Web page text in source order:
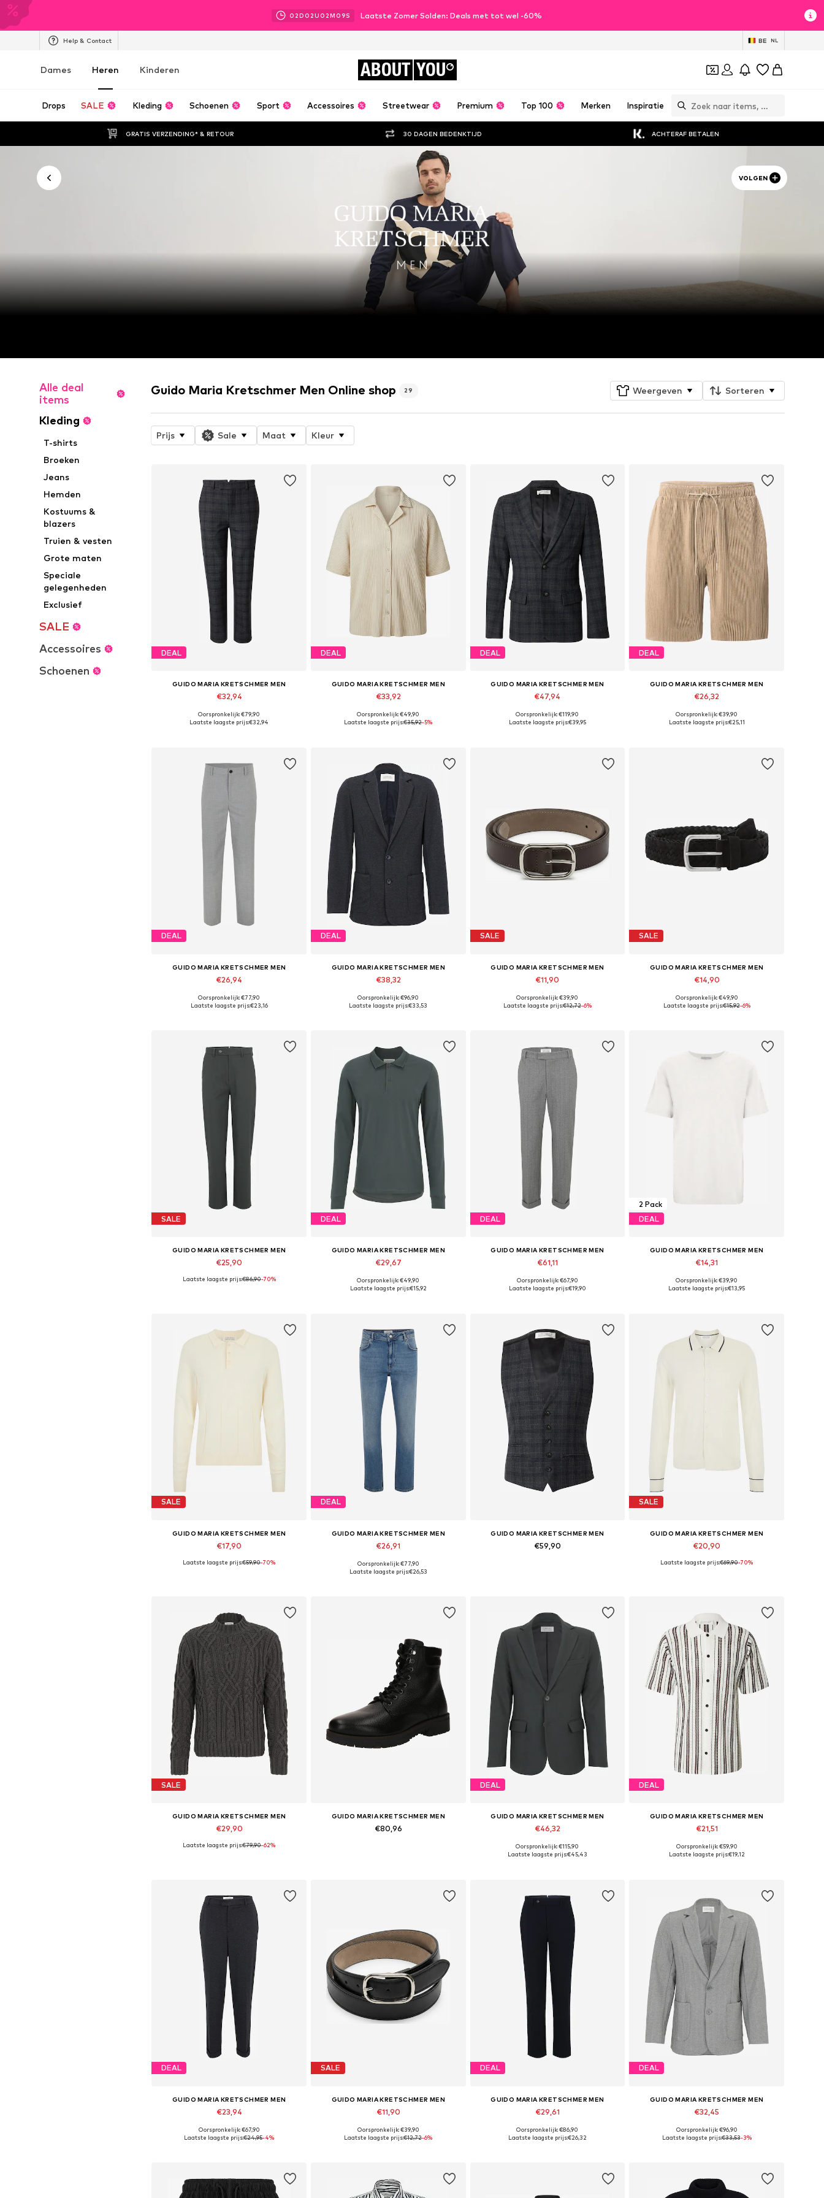
02D 02U 02M 08S Laatste Zomer Solden: Deals met tot wel -60%
Help & Contact BE NL
Dames Heren Kinderen ABOUT YOU
Drops SALE Kleding Schoenen Sport Accessoires Streetwear Premium Top 100 Merken Inspiratie
GRATIS VERZENDING* & RETOUR 30 DAGEN BEDENKTIJD ACHTERAF BETALEN
VOLGEN
Alle deal
items
Kleding
T-shirts
Broeken
Jeans
Hemden
Kostuums &
blazers
Truien & vesten
Grote maten
Speciale
gelegenheden
Exclusief
SALE
Accessoires
Schoenen
Guido Maria Kretschmer Men Online shop 29 Weergeven Sorteren
Prijs Sale Maat Kleur
DEAL
GUIDO MARIA KRETSCHMER MEN
€32,94
Beschikbaar in vele maten
Oorspronkelijk: €79,90
Laatste laagste prijs:€32,94
DEAL
GUIDO MARIA KRETSCHMER MEN
€33,92
Beschikbare maten: S, M, L, XL, XXL
Oorspronkelijk: €49,90
Laatste laagste prijs:€35,92-5%
DEAL
GUIDO MARIA KRETSCHMER MEN
€47,94
Beschikbare maten: 46, 48, 50, 52, 54, 56
Oorspronkelijk: €119,90
Laatste laagste prijs:€39,95
DEAL
GUIDO MARIA KRETSCHMER MEN
€26,32
Beschikbaar in vele maten
Oorspronkelijk: €39,90
Laatste laagste prijs:€25,11
DEAL
GUIDO MARIA KRETSCHMER MEN
€26,94
Beschikbare maten: 31, 32, 33, 34, 35
Oorspronkelijk: €77,90
Laatste laagste prijs:€23,16
DEAL
GUIDO MARIA KRETSCHMER MEN
€38,32
Beschikbare maten: 46, 48, 50, 52
Oorspronkelijk: €96,90
Laatste laagste prijs:€33,53
SALE
GUIDO MARIA KRETSCHMER MEN
€11,90
Beschikbare maten: 90, 95, 100
Oorspronkelijk: €39,90
Laatste laagste prijs:€12,72-6%
SALE
GUIDO MARIA KRETSCHMER MEN
€14,90
Beschikbare maten: 90, 95, 100
Oorspronkelijk: €49,90
Laatste laagste prijs:€15,92-6%
SALE
GUIDO MARIA KRETSCHMER MEN
€25,90
Beschikbare maten: 31, 32, 34, 35
Laatste laagste prijs:€86,90-70%
DEAL
GUIDO MARIA KRETSCHMER MEN
€29,67
Beschikbare maten: S, M
Oorspronkelijk: €49,90
Laatste laagste prijs:€15,92
DEAL
GUIDO MARIA KRETSCHMER MEN
€61,11
Beschikbare maten: 31, 33
Oorspronkelijk: €67,90
Laatste laagste prijs:€19,90
2 Pack
DEAL
GUIDO MARIA KRETSCHMER MEN
€14,31
Beschikbare maten: S, M
Oorspronkelijk: €39,90
Laatste laagste prijs:€13,95
SALE
GUIDO MARIA KRETSCHMER MEN
€17,90
Beschikbare maten: XL, XXL
Laatste laagste prijs:€59,90-70%
DEAL
GUIDO MARIA KRETSCHMER MEN
€26,91
Beschikbare maten: 30, 31, 32
Oorspronkelijk: €77,90
Laatste laagste prijs:€26,53
GUIDO MARIA KRETSCHMER MEN
€59,90
SALE
GUIDO MARIA KRETSCHMER MEN
€20,90
Beschikbare maten: XL, XXL
Laatste laagste prijs:€69,90-70%
SALE
GUIDO MARIA KRETSCHMER MEN
€29,90
Beschikbare maten: XXL
Laatste laagste prijs:€79,90-62%
GUIDO MARIA KRETSCHMER MEN
€80,96
DEAL
GUIDO MARIA KRETSCHMER MEN
€46,32
Beschikbare maten: 46
Oorspronkelijk: €115,90
Laatste laagste prijs:€45,43
DEAL
GUIDO MARIA KRETSCHMER MEN
€21,51
Beschikbare maten: XXL
Oorspronkelijk: €59,90
Laatste laagste prijs:€19,12
DEAL
GUIDO MARIA KRETSCHMER MEN
€23,94
Beschikbare maten: 46
Oorspronkelijk: €67,90
Laatste laagste prijs:€24,95-4%
SALE
GUIDO MARIA KRETSCHMER MEN
€11,90
Beschikbare maten: 95, 100
Oorspronkelijk: €39,90
Laatste laagste prijs:€12,72-6%
DEAL
GUIDO MARIA KRETSCHMER MEN
€29,61
Beschikbare maten: 46, 48, 52, 54
Oorspronkelijk: €86,90
Laatste laagste prijs:€26,32
DEAL
GUIDO MARIA KRETSCHMER MEN
€32,45
Beschikbare maten: 46, 48, 50
Oorspronkelijk: €96,90
Laatste laagste prijs:€33,53-3%